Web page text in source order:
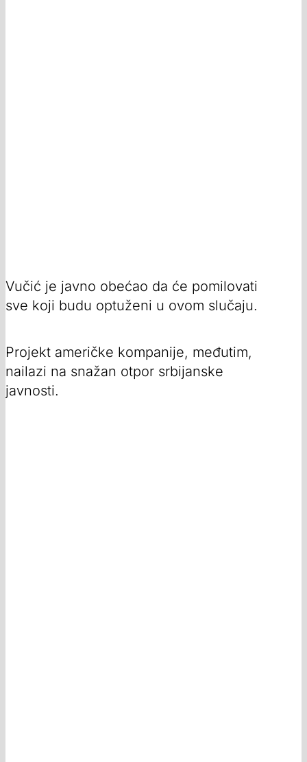
Vučić je javno obećao da će pomilovati
sve koji budu optuženi u ovom slučaju.
Projekt američke kompanije, međutim,
nailazi na snažan otpor srbijanske
javnosti.